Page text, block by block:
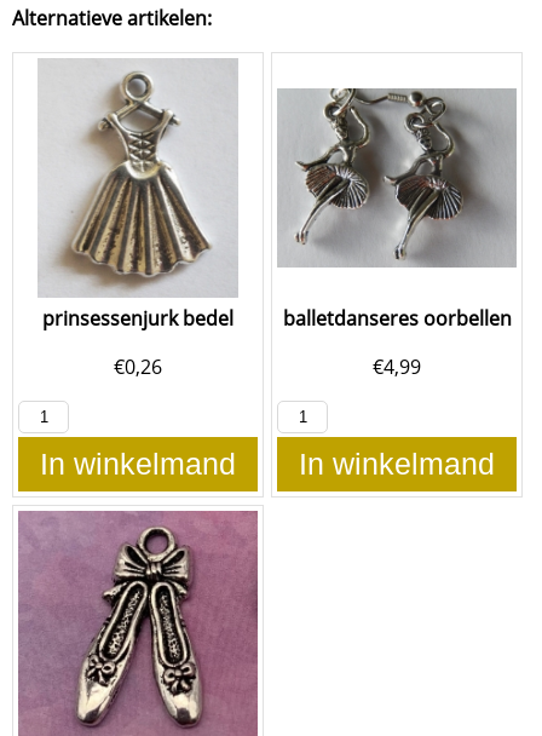
Alternatieve artikelen:
prinsessenjurk bedel
€0,26
In winkelmand
balletdanseres oorbellen
€4,99
In winkelmand